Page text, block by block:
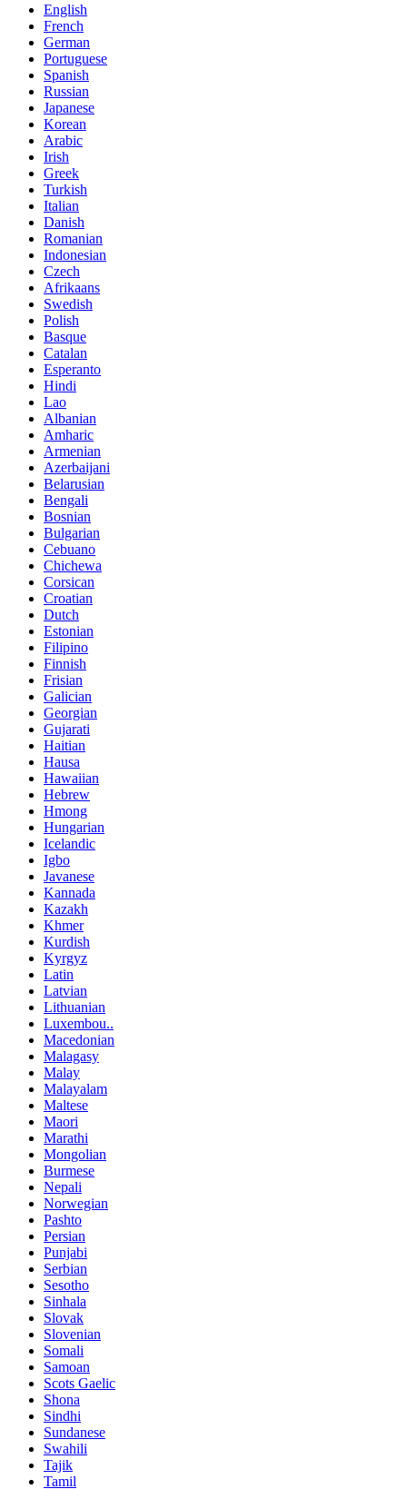
English
French
German
Portuguese
Spanish
Russian
Japanese
Korean
Arabic
Irish
Greek
Turkish
Italian
Danish
Romanian
Indonesian
Czech
Afrikaans
Swedish
Polish
Basque
Catalan
Esperanto
Hindi
Lao
Albanian
Amharic
Armenian
Azerbaijani
Belarusian
Bengali
Bosnian
Bulgarian
Cebuano
Chichewa
Corsican
Croatian
Dutch
Estonian
Filipino
Finnish
Frisian
Galician
Georgian
Gujarati
Haitian
Hausa
Hawaiian
Hebrew
Hmong
Hungarian
Icelandic
Igbo
Javanese
Kannada
Kazakh
Khmer
Kurdish
Kyrgyz
Latin
Latvian
Lithuanian
Luxembou..
Macedonian
Malagasy
Malay
Malayalam
Maltese
Maori
Marathi
Mongolian
Burmese
Nepali
Norwegian
Pashto
Persian
Punjabi
Serbian
Sesotho
Sinhala
Slovak
Slovenian
Somali
Samoan
Scots Gaelic
Shona
Sindhi
Sundanese
Swahili
Tajik
Tamil